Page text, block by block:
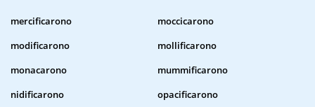
mercificarono
moccicarono
modificarono
mollificarono
monacarono
mummificarono
nidificarono
opacificarono